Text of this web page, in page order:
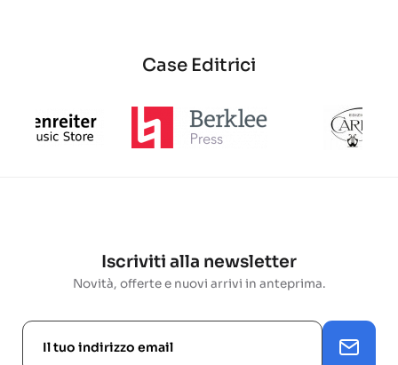
Case Editrici
Iscriviti alla newsletter
Novità, offerte e nuovi arrivi in anteprima.